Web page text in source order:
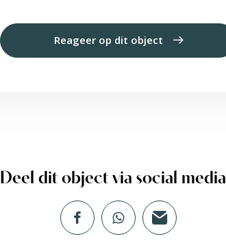
Reageer op dit object
Deel dit object via social media